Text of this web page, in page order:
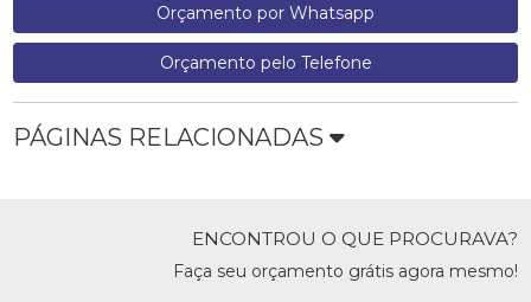
Orçamento por Whatsapp
Orçamento pelo Telefone
PÁGINAS RELACIONADAS
ENCONTROU O QUE PROCURAVA?
Faça seu orçamento grátis agora mesmo!